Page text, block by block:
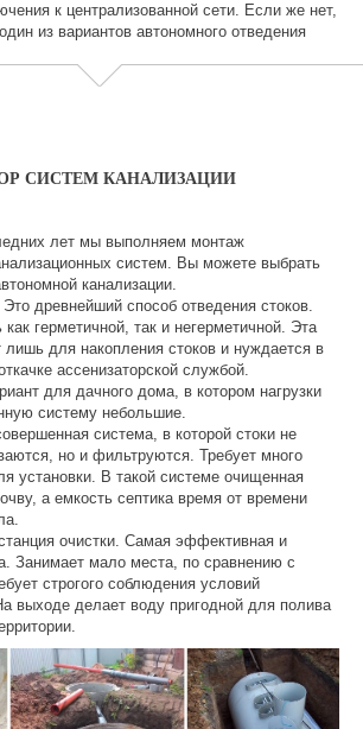
к централизованной сети. Если же нет,
из вариантов автономного отведения
СИСТЕМ КАНАЛИЗАЦИИ
лет мы выполняем монтаж
систем. Вы можете выбрать
канализации.
древнейший способ отведения стоков.
герметичной, так и негерметичной. Эта
лишь для накопления стоков и нуждается в
ассенизаторской службой.
для дачного дома, в котором нагрузки
систему небольшие.
система, в которой стоки не
но и фильтруются. Требует много
установки. В такой системе очищенная
а емкость септика время от времени
очистки. Самая эффективная и
Занимает мало места, по сравнению с
строгого соблюдения условий
выходе делает воду пригодной для полива